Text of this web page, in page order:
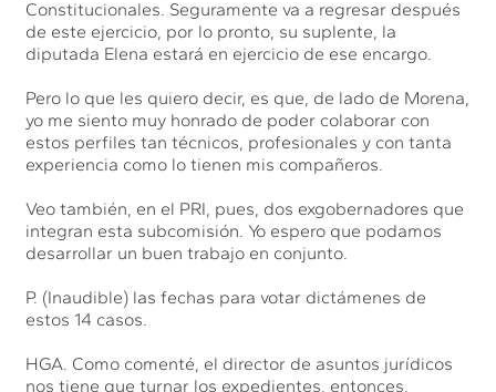
Constitucionales. Seguramente va a regresar después
de este ejercicio, por lo pronto, su suplente, la
diputada Elena estará en ejercicio de ese encargo.
Pero lo que les quiero decir, es que, de lado de Morena,
yo me siento muy honrado de poder colaborar con
estos perfiles tan técnicos, profesionales y con tanta
experiencia como lo tienen mis compañeros.
Veo también, en el PRI, pues, dos exgobernadores que
integran esta subcomisión. Yo espero que podamos
desarrollar un buen trabajo en conjunto.
P. (Inaudible) las fechas para votar dictámenes de
estos 14 casos.
HGA. Como comenté, el director de asuntos jurídicos
nos tiene que turnar los expedientes, entonces,